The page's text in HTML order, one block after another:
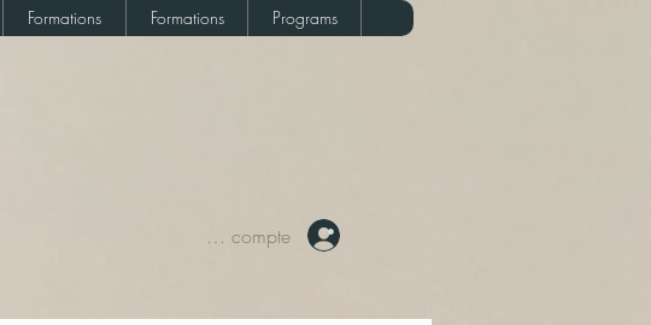
Formations Formations Programs
Votre compte